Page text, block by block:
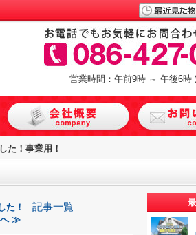
営業時間：午前9時 ～ 午後6時
た！事業用！
た！ 記事一覧
へ ≫